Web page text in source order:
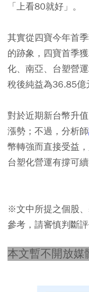
「上看80就好」。
其實從四寶今年首
的跡象，四寶首季
化、南亞、台塑營
稅後純益為36.85億
對於近期新台幣升
漲勢；不過，分析師
幣轉強而直接受益
台塑化營運有撐可續
※文中所提之個股
參考，請審慎判斷
本文暫不開放媒